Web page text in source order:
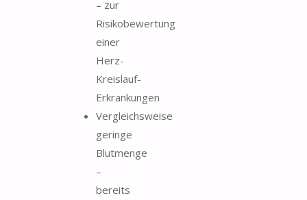
– zur
Risikobewertung
einer
Herz-
Kreislauf-
Erkrankungen
Vergleichsweise
geringe
Blutmenge
–
bereits